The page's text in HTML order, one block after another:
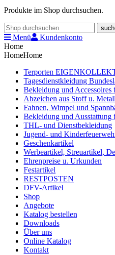
Produkte im Shop durchsuchen.
Menü
Kundenkonto
Home
HomeHome
Terporten
Tagesdienstkleidung
Bekleidung und Accessoires
Abzeichen aus Stoff u. Metall
Fahnen, Wimpel und
Bekleidung und Ausstattung
THL- und Dienstbekleidung
Jugend- und
Geschenkartikel
Werbeartikel, Streuartikel,
Ehrenpreise u. Urkunden
Festartikel
RESTPOSTEN
DFV-Artikel
Shop
Angebote
Katalog bestellen
Downloads
Über uns
Online Katalog
Kontakt